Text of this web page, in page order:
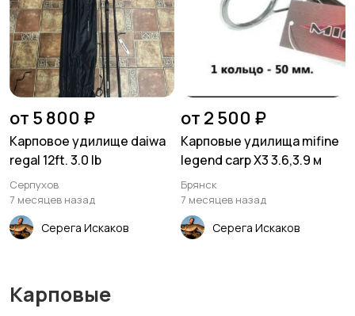
от 5 800 ₽
Карповое удилище daiwa
regal 12ft. 3.0 lb
Серпухов
7 месяцев назад
Серега Искаков
от 2 500 ₽
Карповые удилища mifine
legend carp X3 3.6,3.9 м
Брянск
7 месяцев назад
Серега Искаков
Карповые